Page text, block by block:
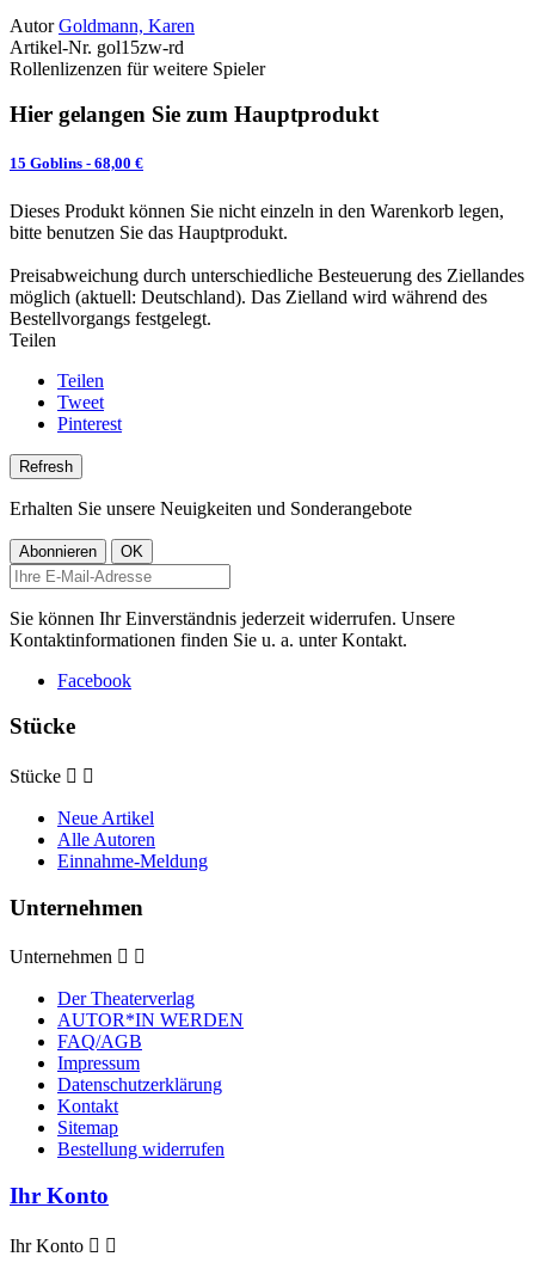
Autor Goldmann, Karen
Artikel-Nr. gol15zw-rd
Rollenlizenzen für weitere Spieler
Hier gelangen Sie zum Hauptprodukt
15 Goblins - 68,00 €
Dieses Produkt können Sie nicht einzeln in den Warenkorb legen,
bitte benutzen Sie das Hauptprodukt.
Preisabweichung durch unterschiedliche Besteuerung des Ziellandes
möglich (aktuell: Deutschland). Das Zielland wird während des
Bestellvorgangs festgelegt.
Teilen
Teilen
Tweet
Pinterest
Erhalten Sie unsere Neuigkeiten und Sonderangebote
Sie können Ihr Einverständnis jederzeit widerrufen. Unsere
Kontaktinformationen finden Sie u. a. unter Kontakt.
Facebook
Stücke
Stücke  
Neue Artikel
Alle Autoren
Einnahme-Meldung
Unternehmen
Unternehmen  
Der Theaterverlag
AUTOR*IN WERDEN
FAQ/AGB
Impressum
Datenschutzerklärung
Kontakt
Sitemap
Bestellung widerrufen
Ihr Konto
Ihr Konto  